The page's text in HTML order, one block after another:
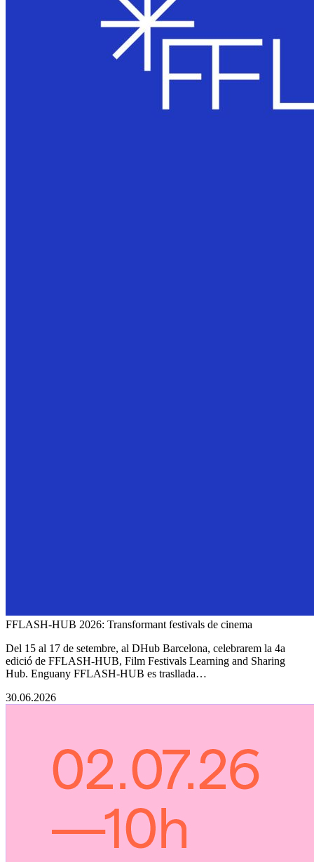
FFLASH-HUB 2026: Transformant festivals de cinema
Del 15 al 17 de setembre, al DHub Barcelona, celebrarem la 4a
edició de FFLASH-HUB, Film Festivals Learning and Sharing
Hub. Enguany FFLASH-HUB es trasllada…
30.06.2026